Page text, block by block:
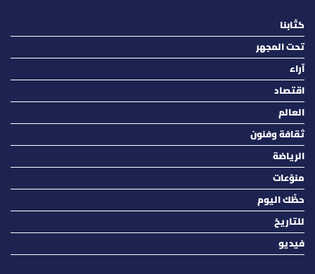
كتّابنا
تحت المجهر
آراء
اقتصاد
العالم
ثقافة وفنون
الرياضة
منوّعات
حظّك اليوم
للتاريخ
فيديو